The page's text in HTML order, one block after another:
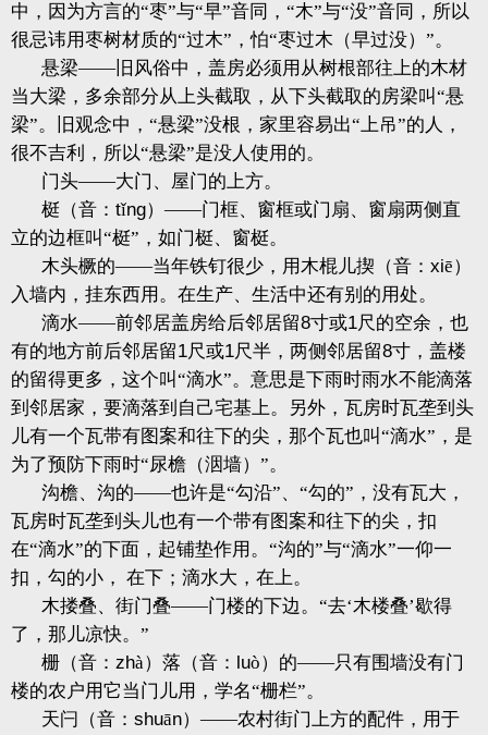
中，因为方言的“枣”与“早”音同，“木”与“没”音同，所以
很忌讳用枣树材质的“过木”，怕“枣过木（早过没）”。
悬梁——旧风俗中，盖房必须用从树根部往上的木材
当大梁，多余部分从上头截取，从下头截取的房梁叫“悬
梁”。旧观念中，“悬梁”没根，家里容易出“上吊”的人，
很不吉利，所以“悬梁”是没人使用的。
门头——大门、屋门的上方。
梃（音： tǐng）——门框、窗框或门扇、窗扇两侧直
立的边框叫“梃”，如门梃、窗梃。
木头橛的——当年铁钉很少，用木棍儿揳（音： xiē）
入墙内，挂东西用。在生产、生活中还有别的用处。
滴水——前邻居盖房给后邻居留8寸或1尺的空余，也
有的地方前后邻居留1尺或1尺半，两侧邻居留8寸，盖楼
的留得更多，这个叫“滴水”。意思是下雨时雨水不能滴落
到邻居家，要滴落到自己宅基上。另外，瓦房时瓦垄到头
儿有一个瓦带有图案和往下的尖，那个瓦也叫“滴水”，是
为了预防下雨时“尿檐（洇墙）”。
沟檐、沟的——也许是“勾沿”、“勾的”，没有瓦大，
瓦房时瓦垄到头儿也有一个带有图案和往下的尖，扣
在“滴水”的下面，起铺垫作用。“沟的”与“滴水”一仰一
扣，勾的小， 在下；滴水大，在上。
木搂叠、街门叠——门楼的下边。“去‘木楼叠’歇得
了，那儿凉快。”
栅（音： zhà）落（音： luò）的——只有围墙没有门
楼的农户用它当门儿用，学名“栅栏”。
天闩（音： shuān）——农村街门上方的配件，用于